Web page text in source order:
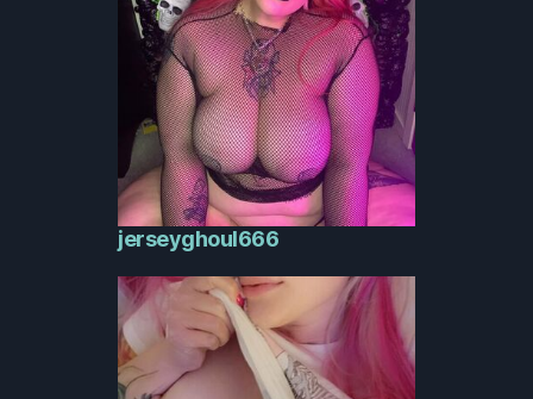
jerseyghoul666